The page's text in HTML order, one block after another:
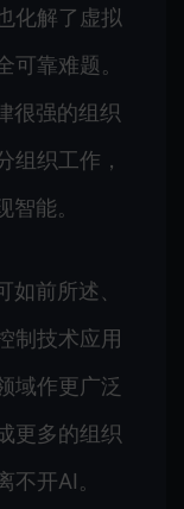
化解了虚拟
靠难题。
很强的组织
组织工作，
能。
前所述、
制技术应用
域作更广泛
更多的组织
开AI。